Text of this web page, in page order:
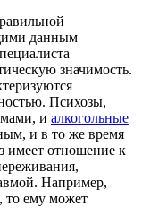
данным
значимость.
Психозы,
и алкогольные
и в то же время
имеет отношение к
Например,
то ему может